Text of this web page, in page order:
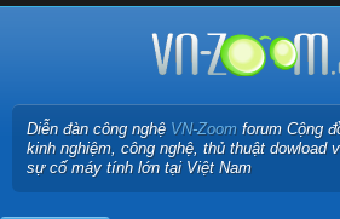
Diễn đàn công nghệ VN-Zoom forum Cộng
kinh nghiệm, công nghệ, thủ thuật dowload
sự cố máy tính lớn tại Việt Nam